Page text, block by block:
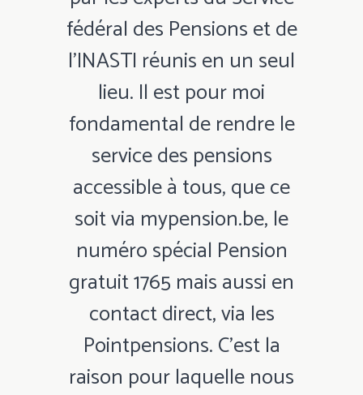
fédéral des Pensions et de
l’INASTI réunis en un seul
lieu. Il est pour moi
fondamental de rendre le
service des pensions
accessible à tous, que ce
soit via mypension.be, le
numéro spécial Pension
gratuit 1765 mais aussi en
contact direct, via les
Pointpensions. C’est la
raison pour laquelle nous